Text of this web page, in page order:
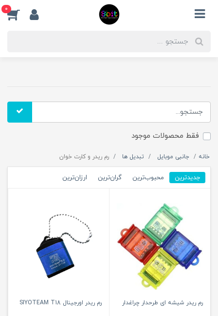
0
فقط محصولات موجود
خانه جانبی موبایل تبدیل ها رم ریدر و کارت خوان
جدیدترین محبوب‌ترین گران‌ترین ارزان‌ترین
رم ریدر شیشه ای طرحدار چراغدار رم ریدر اورجینال SIYOTEAM T18